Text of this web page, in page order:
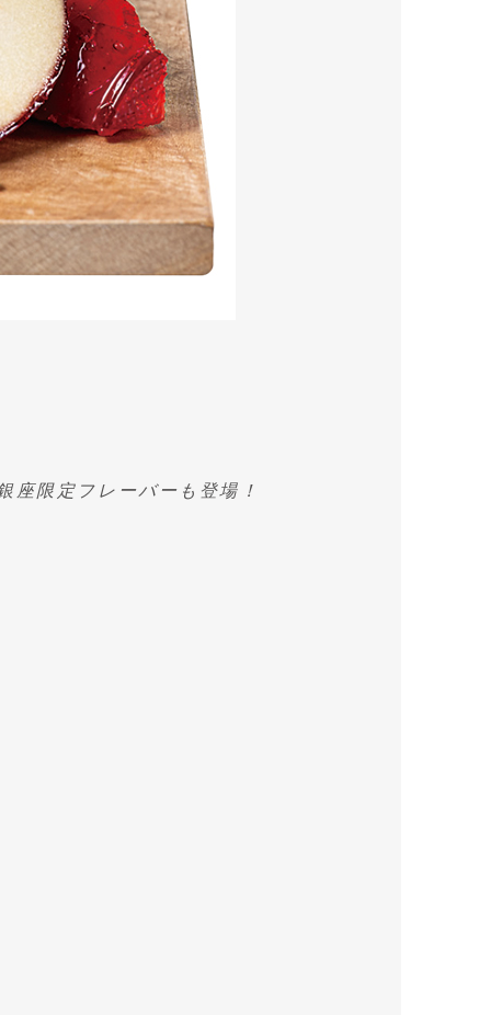
限定フレーバーも登場！